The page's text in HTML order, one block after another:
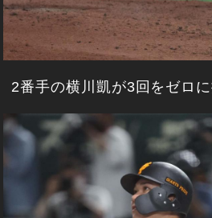
2番手の横川凱が3回をゼロ